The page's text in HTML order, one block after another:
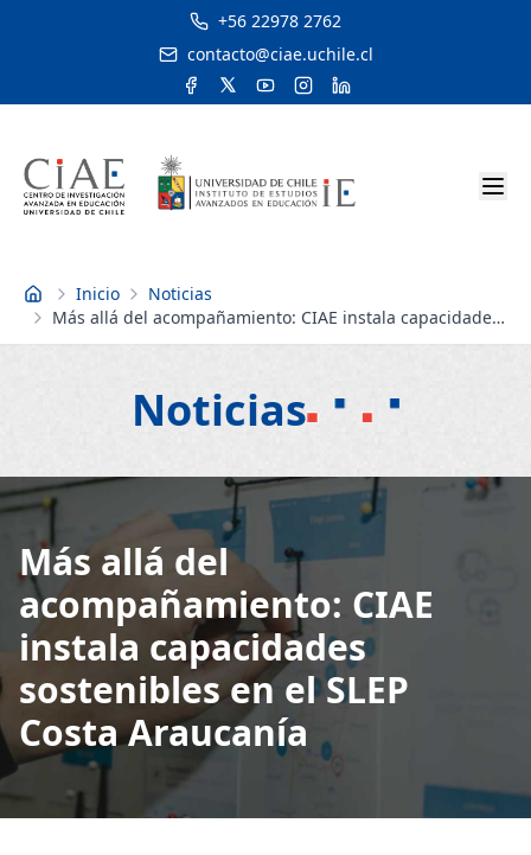
+56 22978 2762
contacto@ciae.uchile.cl
Inicio Inicio
Noticias
Más allá del acompañamiento: CIAE instala capacidades
sostenibles en el SLEP Costa Araucanía
Noticias
Más allá del
acompañamiento: CIAE
instala capacidades
sostenibles en el SLEP
Costa Araucanía